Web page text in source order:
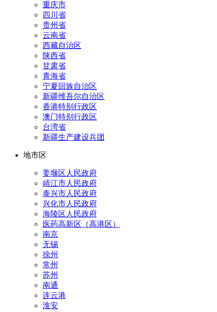
重庆市
四川省
贵州省
云南省
西藏自治区
陕西省
甘肃省
青海省
宁夏回族自治区
新疆维吾尔自治区
香港特别行政区
澳门特别行政区
台湾省
新疆生产建设兵团
地市区
姜堰区人民政府
靖江市人民政府
泰兴市人民政府
兴化市人民政府
海陵区人民政府
医药高新区（高港区）
南京
无锡
徐州
常州
苏州
南通
连云港
淮安